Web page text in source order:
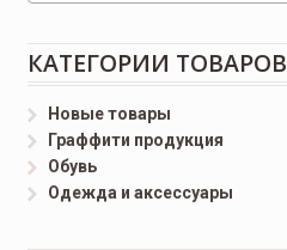
КАТЕГОРИИ ТОВАРОВ
Новые товары
Граффити продукция
Обувь
Одежда и аксессуары